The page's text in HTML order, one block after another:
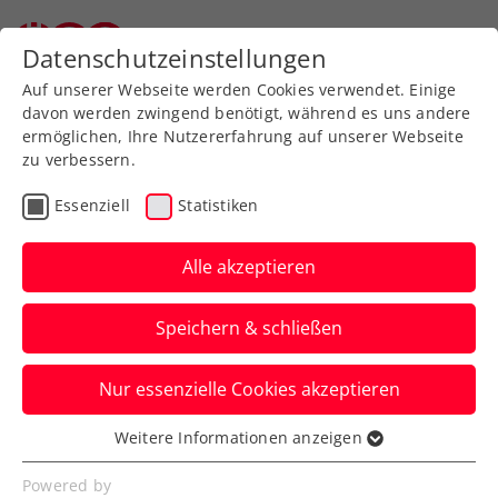
Zurück zur Newsübersicht
ATP
Mega-Mittwoch bei den
LAYJET-OPEN in Bad
Waltersdorf
Regen zwingt beim ATP-Challenger am
Dienstag zur Pause. Für Mittwoch wird
perfektes Wetter prophezeit.
Verfasst von: Presseaussendung / Redaktion, 16.09.2025
Datenschutzeinstellungen
Auf unserer Webseite werden Cookies verwendet. Einige
davon werden zwingend benötigt, während es uns andere
ermöglichen, Ihre Nutzererfahrung auf unserer Webseite
zu verbessern.
Essenziell Statistiken
Alle akzeptieren
Speichern & schließen
Nur essenzielle Cookies akzeptieren
Essenziell
Essenzielle Cookies werden für grundlegende
Weitere Informationen anzeigen
Powered by